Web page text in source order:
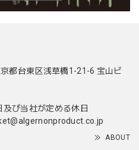
都台東区浅草橋1-21-6 宝山ビ
及び当社が定める休日
ABOUT